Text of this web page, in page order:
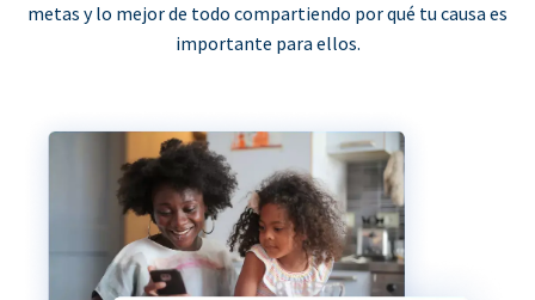
metas y lo mejor de todo compartiendo por qué tu causa es
importante para ellos.